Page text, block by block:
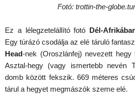
Fotó: trottin-the-
Ez a lélegzetelállító fotó Dél-
Egy túrázó csodálja az elé táruló
Head-nek (Oroszlánfej) nevezett hegy
Asztal-hegy (vagy ismertebb nevén
domb között fekszik. 669 méteres
tárul a hegyet megmászók szeme elé.